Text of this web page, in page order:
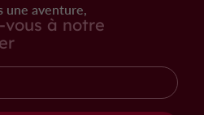
une aventure,
vous à notre